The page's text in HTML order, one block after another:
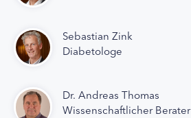
Sebastian Zink
Diabetologe
Dr. Andreas Thomas
Wissenschaftlicher Berater